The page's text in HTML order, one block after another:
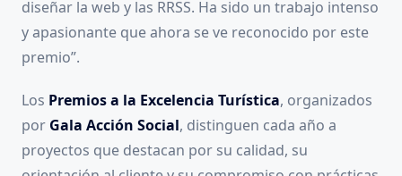
diseñar la web y las RRSS. Ha sido un trabajo intenso
y apasionante que ahora se ve reconocido por este
premio”.
Los Premios a la Excelencia Turística, organizados
por Gala Acción Social, distinguen cada año a
proyectos que destacan por su calidad, su